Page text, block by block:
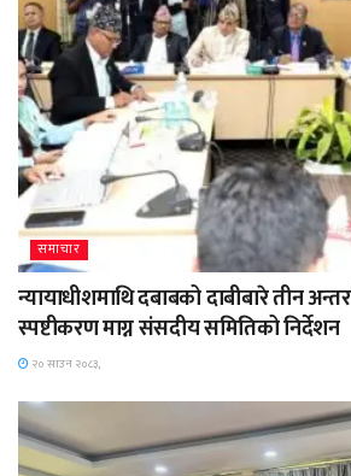
समाचार
न्यायाधीशमाथि दबाबको दाबीबारे तीन
स्पष्टीकरण माग्न संसदीय समितिको निर्देशन
२० साउन २०८३,